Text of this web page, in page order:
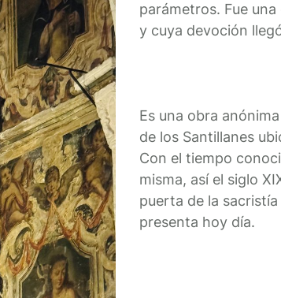
parámetros. Fue
y cuya devoción
Es una obra
de los Santillanes
Con el tiempo
misma, así el siglo
puerta de la
presenta hoy día.